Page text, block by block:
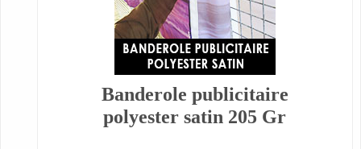
Banderole publicitaire
polyester satin 205 Gr